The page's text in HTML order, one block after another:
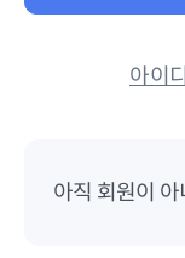
아이
아직 회원이